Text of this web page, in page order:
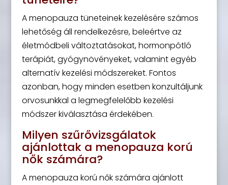
A menopauza tüneteinek kezelésére számos
lehetőség áll rendelkezésre, beleértve az
életmódbeli változtatásokat, hormonpótló
terápiát, gyógynövényeket, valamint egyéb
alternatív kezelési módszereket. Fontos
azonban, hogy minden esetben konzultáljunk
orvosunkkal a legmegfelelőbb kezelési
módszer kiválasztása érdekében.
Milyen szűrővizsgálatok
ajánlottak a menopauza korú
nők számára?
A menopauza korú nők számára ajánlott